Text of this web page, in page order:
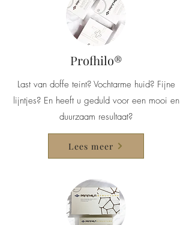
Profhilo®
Last van doffe teint? Vochtarme huid? Fijne
lijntjes? En heeft u geduld voor een mooi en
duurzaam resultaat?
Lees meer